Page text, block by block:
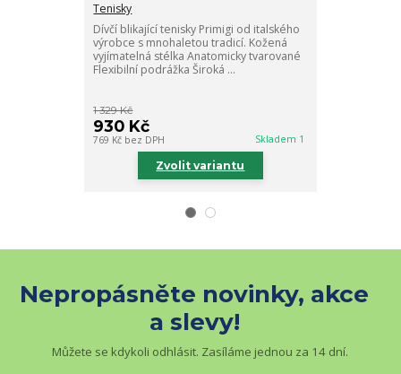
Tenisky
Dívčí blikající tenisky Primigi od italského
výrobce s mnohaletou tradicí. Kožená
vyjímatelná stélka Anatomicky tvarované
Flexibilní podrážka Široká ...
1 329 Kč
930 Kč
769 Kč bez DPH Skladem 1
Zvolit variantu
Nepropásněte novinky, akce
a slevy!
Můžete se kdykoli odhlásit. Zasíláme jednou za 14 dní.